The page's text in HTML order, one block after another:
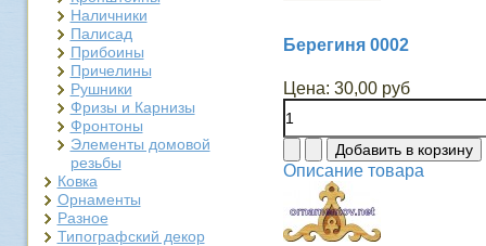
Наличники
Палисад
Прибоины
Причелины
Рушники
Фризы и Карнизы
Фронтоны
Элементы домовой
резьбы
Ковка
Орнаменты
Разное
Типографский декор
Берегиня 0002
Цена: 30,00 руб
Описание товара